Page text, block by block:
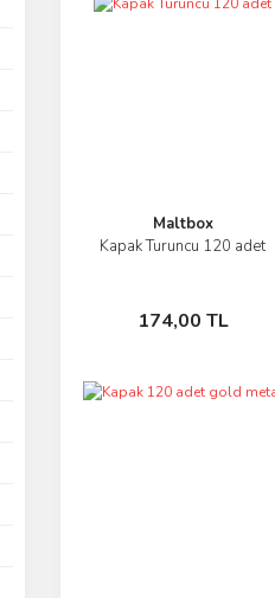
Maltbox
Kapak Turuncu 120 adet
174,00 TL
İncele
Sepete Ekle